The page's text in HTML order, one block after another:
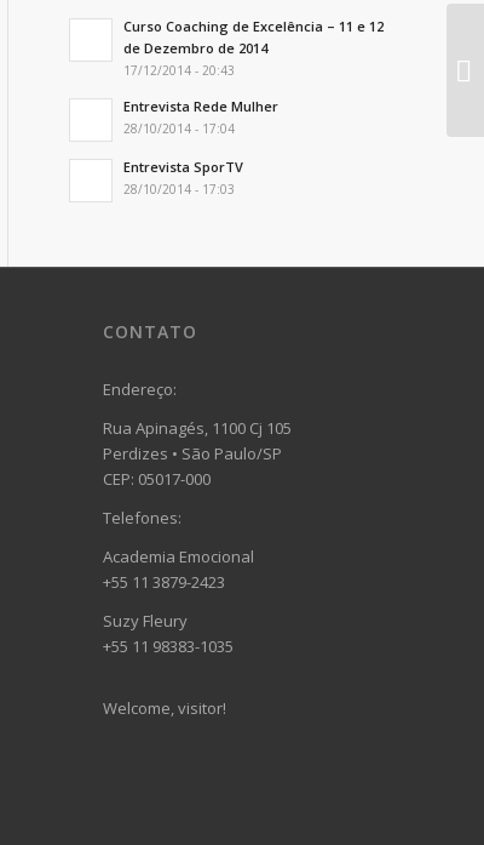
Curso Coaching de Excelência – 11 e 12
de Dezembro de 2014
17/12/2014 - 20:43
Entrevista Rede Mulher
28/10/2014 - 17:04
Entrevista SporTV
28/10/2014 - 17:03
CONTATO
Endereço:
Rua Apinagés, 1100 Cj 105
Perdizes • São Paulo/SP
CEP: 05017-000
Telefones:
Academia Emocional
+55 11 3879-2423
Suzy Fleury
+55 11 98383-1035
Welcome, visitor!